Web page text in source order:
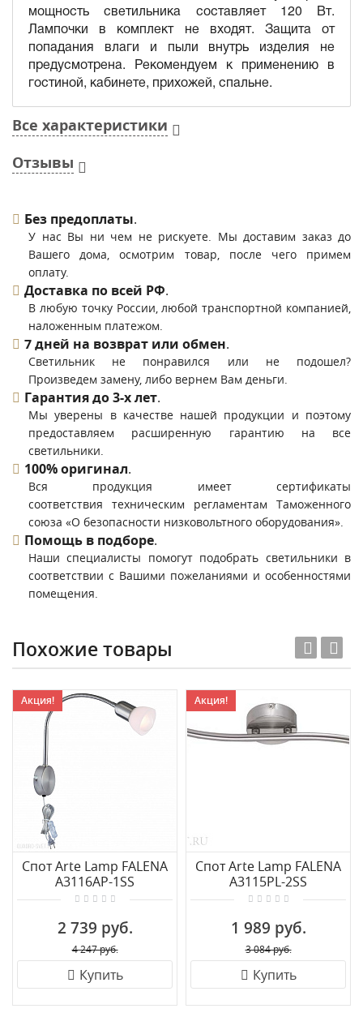
мощность светильника составляет 120 Вт.
Лампочки в комплект не входят. Защита от
попадания влаги и пыли внутрь изделия не
предусмотрена. Рекомендуем к применению в
гостиной, кабинете, прихожей, спальне.
Все характеристики
Отзывы
Без предоплаты.
У нас Вы ни чем не рискуете. Мы доставим заказ до
Вашего дома, осмотрим товар, после чего примем
оплату.
Доставка по всей РФ.
В любую точку России, любой транспортной компанией,
наложенным платежом.
7 дней на возврат или обмен.
Светильник не понравился или не подошел?
Произведем замену, либо вернем Вам деньги.
Гарантия до 3-х лет.
Мы уверены в качестве нашей продукции и поэтому
предоставляем расширенную гарантию на все
светильники.
100% оригинал.
Вся продукция имеет сертификаты
соответствия техническим регламентам Таможенного
союза «О безопасности низковольтного оборудования».
Помощь в подборе.
Наши специалисты помогут подобрать светильники в
соответствии с Вашими пожеланиями и особенностями
помещения.
Похожие товары
Акция!
Спот Arte Lamp FALENA
A3116AP-1SS
2 739 руб.
4 247 руб.
Купить
Акция!
Спот Arte Lamp FALENA
A3115PL-2SS
1 989 руб.
3 084 руб.
Купить